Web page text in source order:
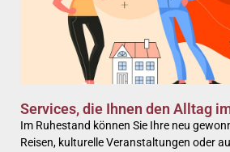
Services, die Ihnen den Alltag
Im Ruhestand können Sie Ihre neu
Reisen, kulturelle Veranstaltungen oder